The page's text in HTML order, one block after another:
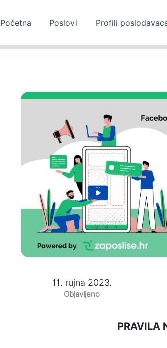
Početna Poslovi Profili
11. rujna 2023.
Objavljeno
PRAVILA